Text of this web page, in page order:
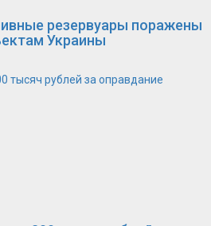
резервуары поражены
Украины
тысяч рублей за оправдание